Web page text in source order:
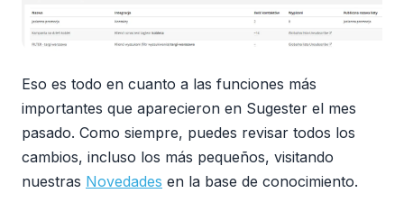
Eso es todo en cuanto a las funciones más
importantes que aparecieron en Sugester el mes
pasado. Como siempre, puedes revisar todos los
cambios, incluso los más pequeños, visitando
nuestras Novedades en la base de conocimiento.